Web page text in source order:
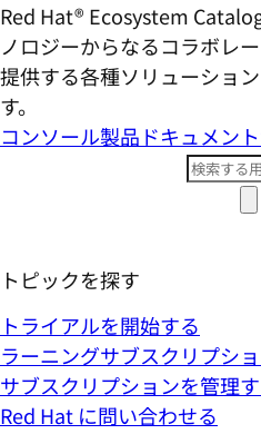
Red Hat® Ecosystem
ノロジーからなるコラボレ
提供する各種ソリューショ
す。
コンソール製品ドキュメント
トピックを探す
トライアルを開始する
ラーニングサブスクリプシ
サブスクリプションを管理
Red Hat に問い合わせる